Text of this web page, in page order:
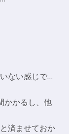
ない感じで…
かかるし、他
済ませておか